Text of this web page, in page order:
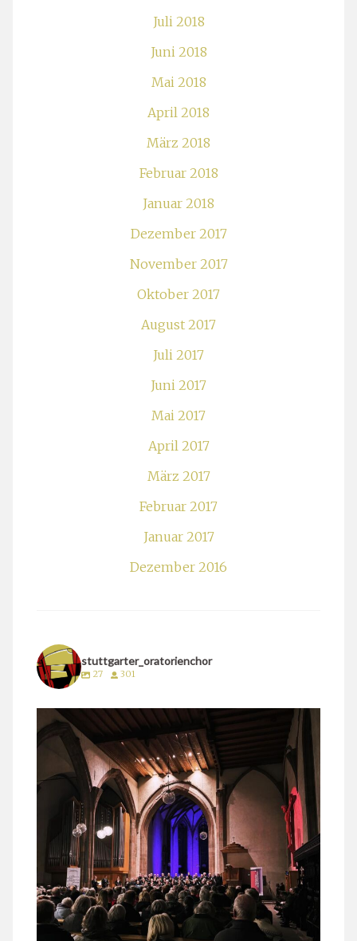
Juli 2018
Juni 2018
Mai 2018
April 2018
März 2018
Februar 2018
Januar 2018
Dezember 2017
November 2017
Oktober 2017
August 2017
Juli 2017
Juni 2017
Mai 2017
April 2017
März 2017
Februar 2017
Januar 2017
Dezember 2016
stuttgarter_oratorienchor
27 301
stuttgarter_oratorienchor
März 24